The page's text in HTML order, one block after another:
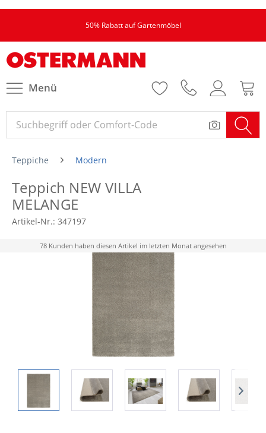
50% Rabatt auf Gartenmöbel
Menü
Teppiche Modern
Teppich NEW VILLA
MELANGE
Artikel-Nr.: 347197
78 Kunden haben diesen Artikel im letzten Monat angesehen